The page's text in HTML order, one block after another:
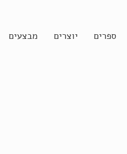
ספרים יוצרים מבצעים